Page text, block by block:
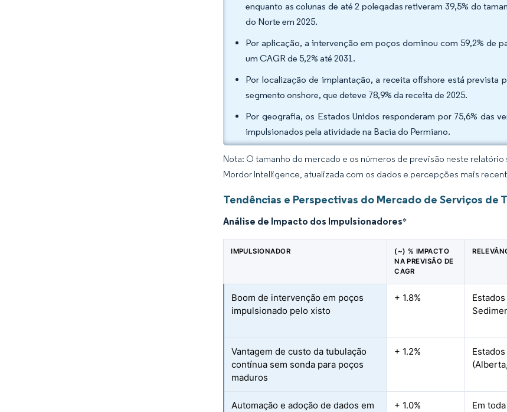
enquanto as colunas de até 2 polegadas retiveram 39,5% do
do Norte em 2025.
Por aplicação, a intervenção em poços dominou com 59,2% de
um CAGR de 5,2% até 2031.
Por localização de implantação, a receita offshore está prevista
segmento onshore, que deteve 78,9% da receita de 2025.
Por geografia, os Estados Unidos responderam por 75,6% das
impulsionados pela atividade na Bacia do Permiano.
Nota: O tamanho do mercado e os números de previsão neste
Mordor Intelligence, atualizada com os dados e percepções mais
Tendências e Perspectivas do Mercado de Serviços de
Análise de Impacto dos Impulsionadores*
IMPULSIONADOR
(~) % IMPACTO
NA PREVISÃO DE
CAGR
Boom de intervenção em poços
impulsionado pelo xisto
+ 1.8%
Vantagem de custo da tubulação
contínua sem sonda para poços
maduros
+ 1.2%
Automação e adoção de dados em
+ 1.0%
Em